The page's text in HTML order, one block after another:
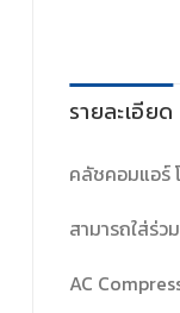
รายละเอียด
คลัชคอมแอร์
สามารถใส่ร่ว
AC